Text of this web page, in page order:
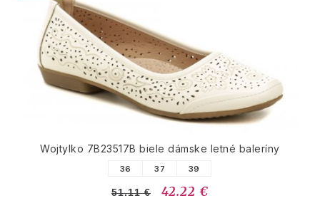
Wojtylko 7B23517B biele dámske letné baleríny
36 37 39
51.11 € 42.22 €